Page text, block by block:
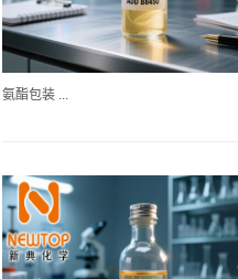
氨酯包装 ...